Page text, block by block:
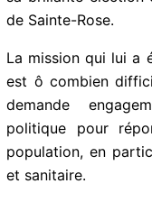
de Sainte-Rose.
La mission qui lui a
est ô combien
demande
politique pour
population, en
et sanitaire.